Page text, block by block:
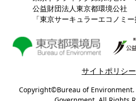
公益財団法人東京都環境公社
「東京サーキュラーエコノミー
サイトポリシー
Copyright©Bureau of Environment.